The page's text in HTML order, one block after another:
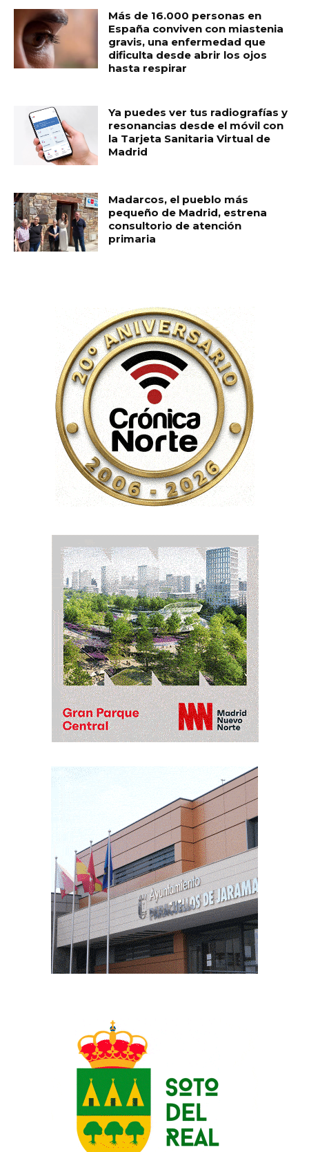
Más de 16.000 personas en
España conviven con miastenia
gravis, una enfermedad que
dificulta desde abrir los ojos
hasta respirar
Ya puedes ver tus radiografías y
resonancias desde el móvil con
la Tarjeta Sanitaria Virtual de
Madrid
Madarcos, el pueblo más
pequeño de Madrid, estrena
consultorio de atención
primaria